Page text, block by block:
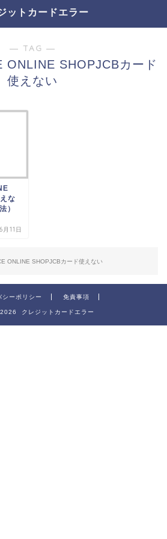
ットカードエラー
― TAG ―
ONLINE SHOPJCBカード
使えない
な
）
11日
ONLINE SHOPJCBカード使えない
シーポリシー 免責事項
クレジットカードエラー